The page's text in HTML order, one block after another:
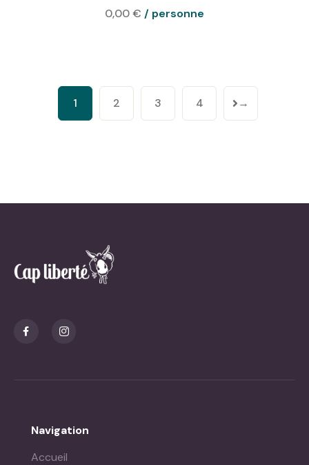
0,00€
1 2 3 4 →
Navigation
Accueil